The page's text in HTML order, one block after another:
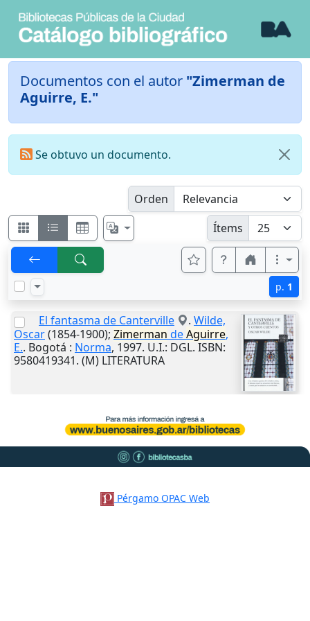
Documentos con el autor "Zimerman de
Aguirre, E."
Se obtuvo un documento.
Orden
Ítems
p. 1
El fantasma de Canterville . Wilde,
Oscar(1854-1900); Zimerman deAguirre,
E.. Bogotá : Norma, 1997. U.I.: DGL. ISBN:
9580419341. (M) LITERATURA
Pérgamo OPAC Web